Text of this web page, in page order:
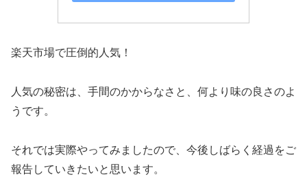
楽天市場で圧倒的人気！
人気の秘密は、手間のかからなさと、何より味の良さのよ
うです。
それでは実際やってみましたので、今後しばらく経過をご
報告していきたいと思います。